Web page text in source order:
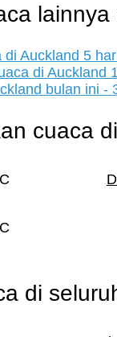
di Auckland 5
di Auckland
bulan ini -
cuaca
di